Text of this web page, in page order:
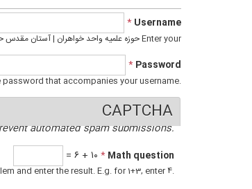
Primary tabs
Username
*
Enter your حوزه علمیه واحد خواهران | آستان مقدس حضرت عبدالعظیم ع username.
Password
*
password that accompanies your username.‎
CAPTCHA
automated spam submissions.‎
Math question
* ۱۰ + ۶ =
and enter the result.‎ E.g.‎ for 1+3, enter 4.‎